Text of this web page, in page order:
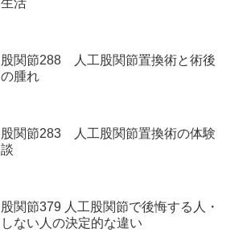
生活
股関節288 人工股関節置換術と術後
の腫れ
股関節283 人工股関節置換術の体験
談
股関節379 人工股関節で後悔する人・
しない人の決定的な違い